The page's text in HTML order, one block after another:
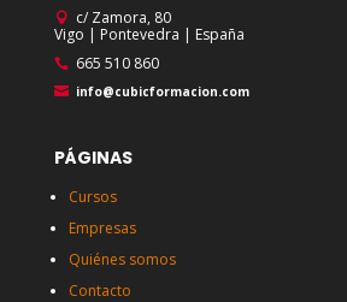
c/ Zamora, 80
Vigo | Pontevedra | España
665 510 860
info@cubicformacion.com
PÁGINAS
Cursos
Empresas
Quiénes somos
Contacto